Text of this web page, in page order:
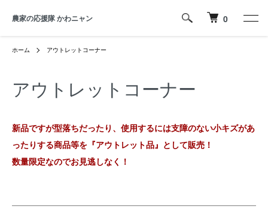
農家の応援隊 かわニャン 0
ホーム アウトレットコーナー
アウトレットコーナー
新品ですが型落ちだったり、使用するには支障のない小キズがあ
ったりする商品等を『アウトレット品』として販売！
数量限定なのでお見逃しなく！